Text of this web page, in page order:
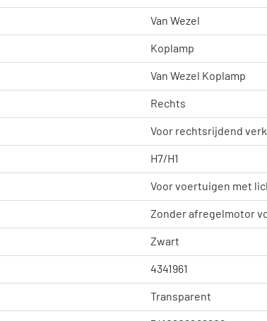
Van Wezel
Koplamp
Van Wezel Koplamp
Rechts
Voor rechtsrijdend
H7/H1
Voor voertuigen met
Zonder afregelmotor
Zwart
4341961
Transparent